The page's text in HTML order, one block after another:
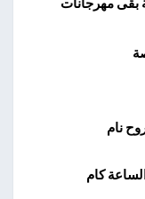
نام
كام